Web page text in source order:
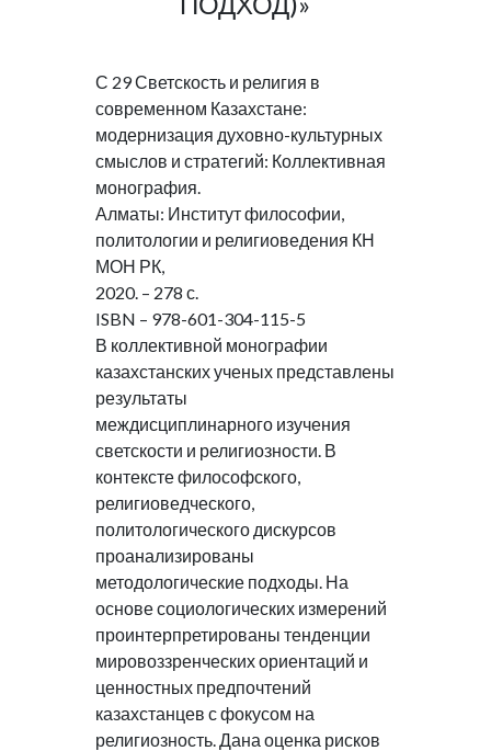
С 29 Светскость и религия в
современном Казахстане:
модернизация духовно-культурных
смыслов и стратегий: Коллективная
монография.
Алматы: Институт философии,
политологии и религиоведения КН
МОН РК,
2020. – 278 с.
ISBN – 978-601-304-115-5
В коллективной монографии
казахстанских ученых представлены
результаты
междисциплинарного изучения
светскости и религиозности. В
контексте философского,
религиоведческого,
политологического дискурсов
проанализированы
методологические подходы. На
основе социологических измерений
проинтерпретированы тенденции
мировоззренческих ориентаций и
ценностных предпочтений
казахстанцев с фокусом на
религиозность. Дана оценка рисков